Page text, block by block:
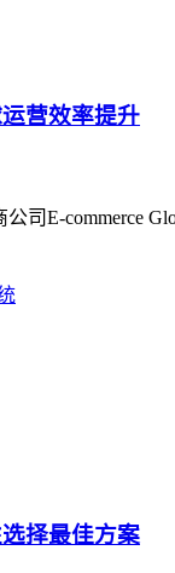
营效率提升
司E-commerce
择最佳方案